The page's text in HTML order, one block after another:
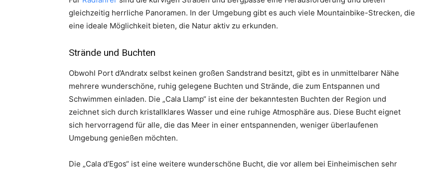
gleichzeitig herrliche Panoramen. In der Umgebung gibt es auch viele Mountainbike-Strecken, die
eine ideale Möglichkeit bieten, die Natur aktiv zu erkunden.
Strände und Buchten
Obwohl Port d’Andratx selbst keinen großen Sandstrand besitzt, gibt es in unmittelbarer Nähe
mehrere wunderschöne, ruhig gelegene Buchten und Strände, die zum Entspannen und
Schwimmen einladen. Die „Cala Llamp“ ist eine der bekanntesten Buchten der Region und
zeichnet sich durch kristallklares Wasser und eine ruhige Atmosphäre aus. Diese Bucht eignet
sich hervorragend für alle, die das Meer in einer entspannenden, weniger überlaufenen
Umgebung genießen möchten.
Die „Cala d’Egos“ ist eine weitere wunderschöne Bucht, die vor allem bei Einheimischen sehr